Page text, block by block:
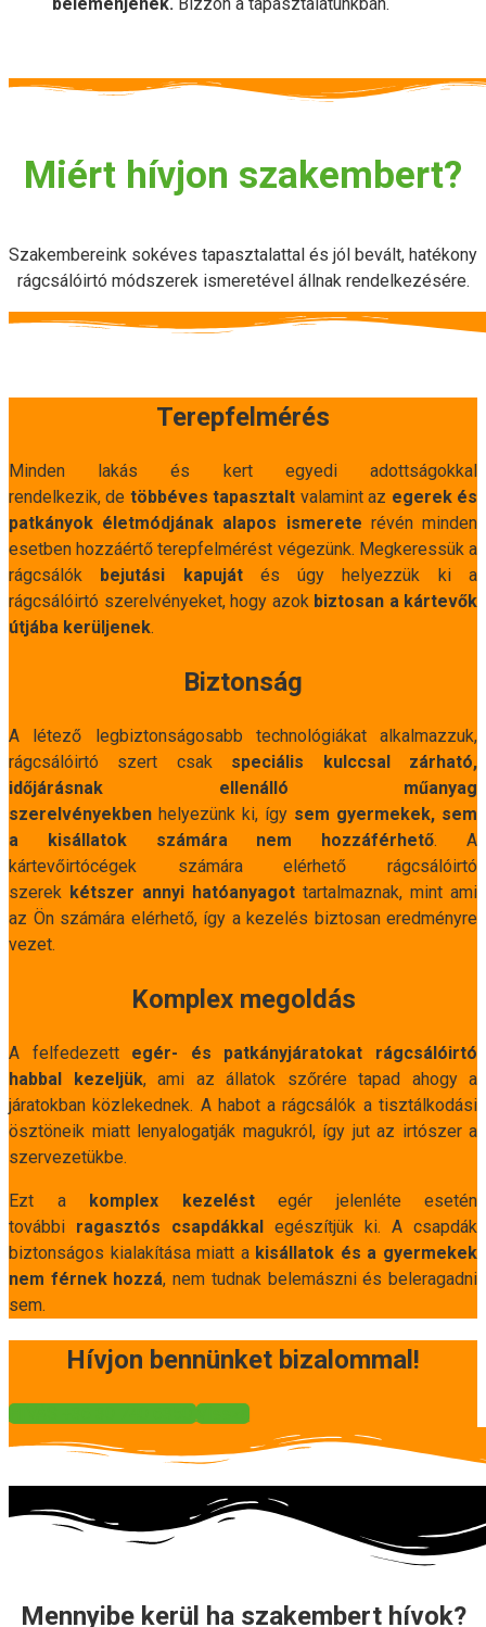
Miért hívjon szakembert?
Szakembereink sokéves tapasztalattal és jól bevált, hatékony
rágcsálóirtó módszerek ismeretével állnak rendelkezésére.
Terepfelmérés
Minden lakás és kert egyedi adottságokkal
rendelkezik, de többéves tapasztalt valamint az egerek és
patkányok életmódjának alapos ismerete révén minden
esetben hozzáértő terepfelmérést végezünk. Megkeressük a
rágcsálók bejutási kapujátés úgy helyezzük ki a
rágcsálóirtó szerelvényeket, hogy azok biztosan a kártevők
útjába kerüljenek.
Biztonság
A létező legbiztonságosabb technológiákat alkalmazzuk,
rágcsálóirtó szert csak speciális kulccsal zárható,
időjárásnak ellenálló műanyag
szerelvényekben helyezünk ki, így sem gyermekek, sem
a kisállatok számára nem hozzáférhető. A
kártevőirtócégek számára elérhető rágcsálóirtó
szerek kétszer annyi hatóanyagot tartalmaznak, mint ami
az Ön számára elérhető, így a kezelés biztosan eredményre
vezet.
Komplex megoldás
A felfedezett egér- és patkányjáratokat rágcsálóirtó
habbal kezeljük, ami az állatok szőrére tapad ahogy a
járatokban közlekednek. A habot a rágcsálók a tisztálkodási
ösztöneik miatt lenyalogatják magukról, így jut az irtószer a
szervezetükbe.
Ezt a komplex kezeléstegér jelenléte esetén
további ragasztós csapdákkal egészítjük ki. A csapdák
biztonságos kialakítása miatt a kisállatok és a gyermekek
nem férnek hozzá, nem tudnak belemászni és beleragadni
sem.
Hívjon bennünket bizalommal!
HÍVÁS +36 30 740 6350Vissza
Mennyibe kerül ha szakembert hívok?